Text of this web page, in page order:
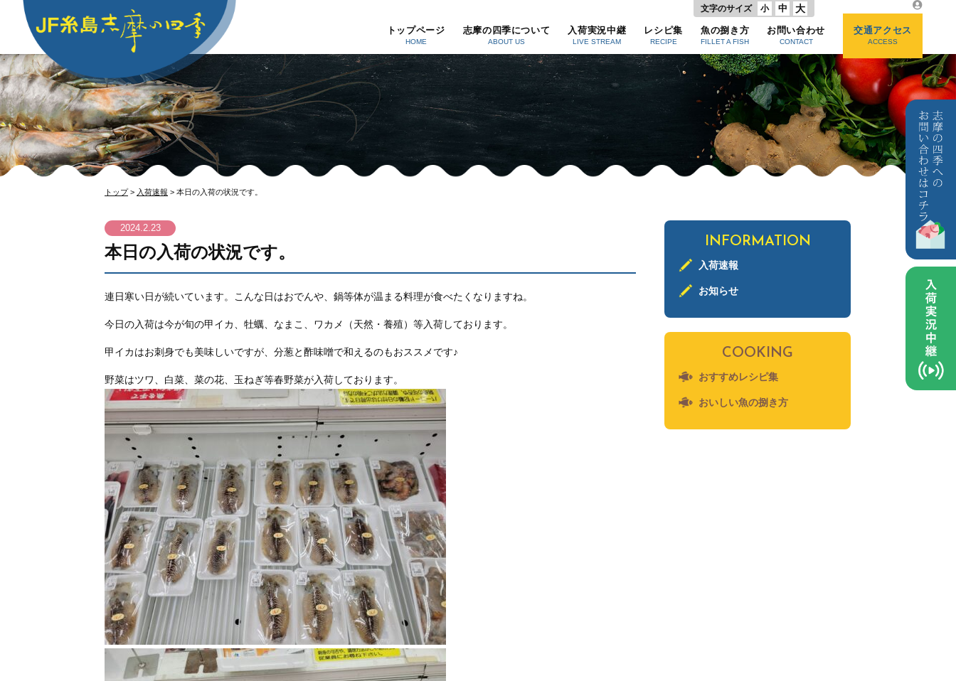
文字のサイズ 小 中 大
トップページ
HOME
志摩の四季について
ABOUT US
入荷実況中継
LIVE STREAM
レシピ集
RECIPE
魚の捌き方
FILLET A FISH
お問い合わせ
CONTACT
交通アクセス
ACCESS
トップ> 入荷速報 > 本日の入荷の状況です。
2024.2.23
本日の入荷の状況です。
連日寒い日が続いています。こんな日はおでんや、鍋等体が温まる料理が食べたくなりますね。
今日の入荷は今が旬の甲イカ、牡蠣、なまこ、ワカメ（天然・養殖）等入荷しております。
甲イカはお刺身でも美味しいですが、分葱と酢味噌で和えるのもおススメです♪
野菜はツワ、白菜、菜の花、玉ねぎ等春野菜が入荷しております。
INFORMATION
入荷速報
お知らせ
COOKING
おすすめレシピ集
おいしい魚の捌き方